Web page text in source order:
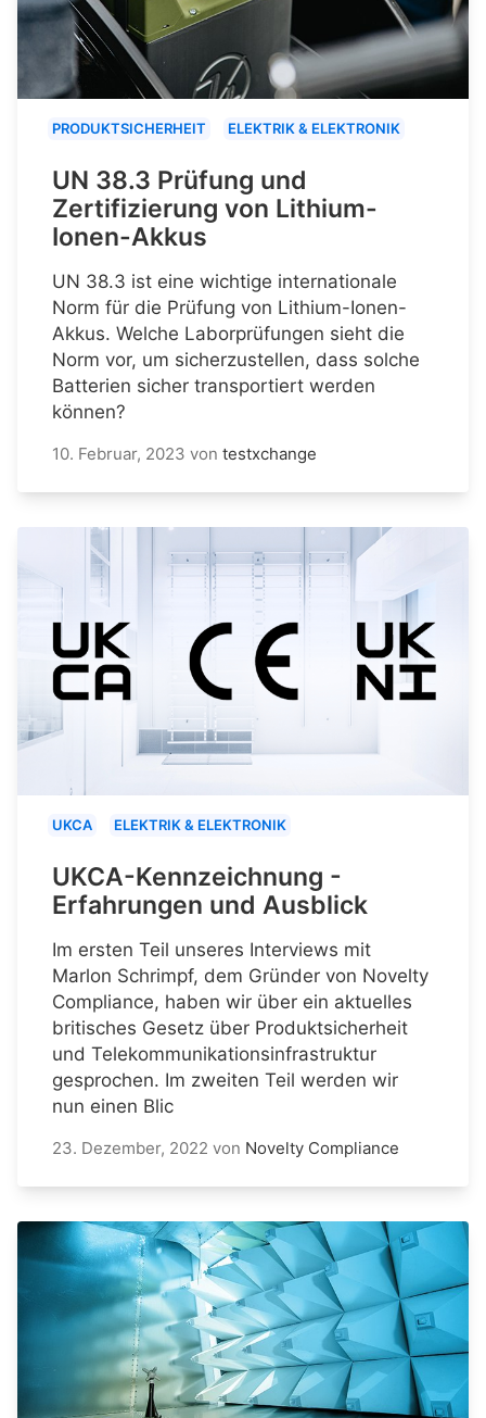
PRODUKTSICHERHEIT ELEKTRIK & ELEKTRONIK
UN 38.3 Prüfung und
Zertifizierung von Lithium-
Ionen-Akkus
UN 38.3 ist eine wichtige internationale
Norm für die Prüfung von Lithium-Ionen-
Akkus. Welche Laborprüfungen sieht die
Norm vor, um sicherzustellen, dass solche
Batterien sicher transportiert werden
können?
10. Februar, 2023 von testxchange
UKCA ELEKTRIK & ELEKTRONIK
UKCA-Kennzeichnung -
Erfahrungen und Ausblick
Im ersten Teil unseres Interviews mit
Marlon Schrimpf, dem Gründer von Novelty
Compliance, haben wir über ein aktuelles
britisches Gesetz über Produktsicherheit
und Telekommunikationsinfrastruktur
gesprochen. Im zweiten Teil werden wir
nun einen Blic
23. Dezember, 2022 von Novelty Compliance